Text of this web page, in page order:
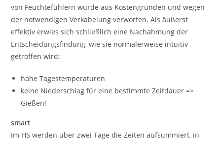
von Feuchtefühlern wurde aus Kostengründen und wegen
der notwendigen Verkabelung verworfen. Als äußerst
effektiv erwies sich schließlich eine Nachahmung der
Entscheidungsfindung, wie sie normalerweise intuitiv
getroffen wird:
hohe Tagestemperaturen
keine Niederschlag für eine bestimmte Zeitdauer =>
Gießen!
smart
Im HS werden über zwei Tage die Zeiten aufsummiert, in